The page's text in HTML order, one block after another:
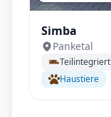
Simba
Panketal
Teilintegriert
Haustiere